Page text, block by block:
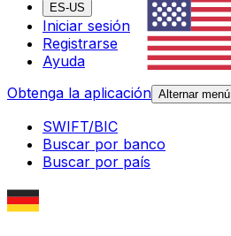
ES-US
Iniciar sesión
Registrarse
Ayuda
Obtenga la aplicación Alternar menú
SWIFT/BIC
Buscar por banco
Buscar por país